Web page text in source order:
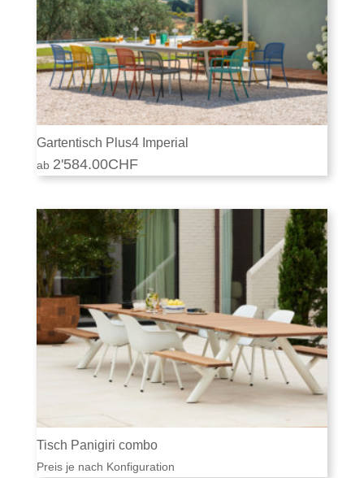
Gartentisch Plus4 Imperial
2'584.00CHF
Tisch Panigiri combo
Preis je nach Konfiguration